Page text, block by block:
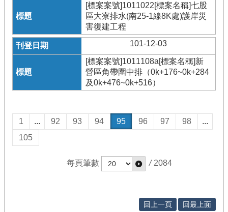
[標案案號]1011022[標案名稱]七股
區大寮排水(南25-1線8K處)護岸災
害復建工程
101-12-03
[標案案號]1011108a[標案名稱]新
營區角帶圍中排（0k+176~0k+284
及0k+476~0k+516）
1 ... 92 93 94 95 96 97 98
...
105
每頁筆數 / 2084
回上一頁 回最上面